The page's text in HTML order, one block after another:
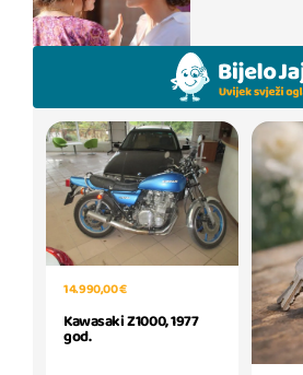
14.990,00 €
Kawasaki Z1000, 1977
god.